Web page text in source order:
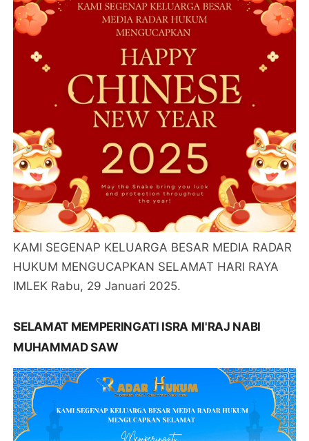
KAMI SEGENAP KELUARGA BESAR MEDIA RADAR
HUKUM MENGUCAPKAN SELAMAT HARI RAYA
IMLEK Rabu, 29 Januari 2025.
SELAMAT MEMPERINGATI ISRA MI'RAJ NABI
MUHAMMAD SAW